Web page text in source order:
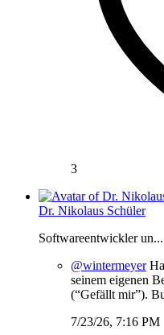
3
Dr. Nikolaus Schüler
Softwareentwickler un...
@wintermeyer
seinem eigenen
(“Gefällt mir”).
7/23/26, 7:16 PM